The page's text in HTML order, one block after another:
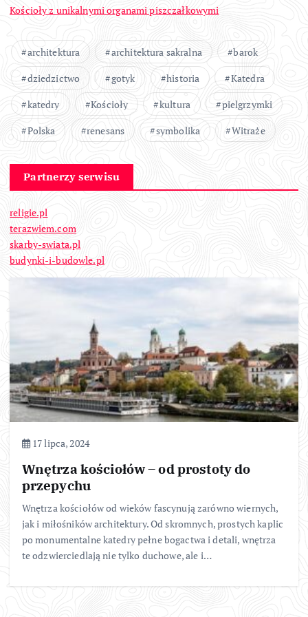
Kościoły z unikalnymi organami piszczałkowymi
architektura architektura sakralna
barok
dziedzictwo
gotyk historia
Katedra
katedry
Kościoły kultura
pielgrzymki
Polska
renesans symbolika Witraże
Partnerzy serwisu
religie.pl
terazwiem.com
skarby-swiata.pl
budynki-i-budowle.pl
17 lipca, 2024
Wnętrza kościołów – od prostoty do
przepychu
Wnętrza kościołów od wieków fascynują zarówno wiernych,
jak i miłośników architektury. Od skromnych, prostych kaplic
po monumentalne katedry pełne bogactwa i detali, wnętrza
te odzwierciedlają nie tylko duchowe, ale i…